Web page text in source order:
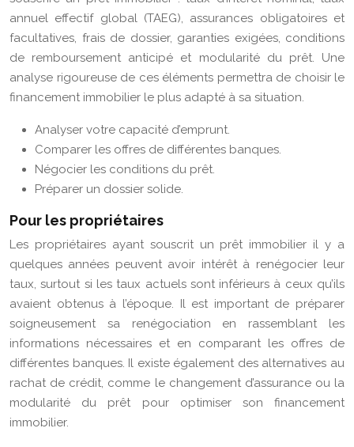
annuel effectif global (TAEG), assurances obligatoires et
facultatives, frais de dossier, garanties exigées, conditions
de remboursement anticipé et modularité du prêt. Une
analyse rigoureuse de ces éléments permettra de choisir le
financement immobilier le plus adapté à sa situation.
Analyser votre capacité d’emprunt.
Comparer les offres de différentes banques.
Négocier les conditions du prêt.
Préparer un dossier solide.
Pour les propriétaires
Les propriétaires ayant souscrit un prêt immobilier il y a
quelques années peuvent avoir intérêt à renégocier leur
taux, surtout si les taux actuels sont inférieurs à ceux qu’ils
avaient obtenus à l’époque. Il est important de préparer
soigneusement sa renégociation en rassemblant les
informations nécessaires et en comparant les offres de
différentes banques. Il existe également des alternatives au
rachat de crédit, comme le changement d’assurance ou la
modularité du prêt pour optimiser son financement
immobilier.